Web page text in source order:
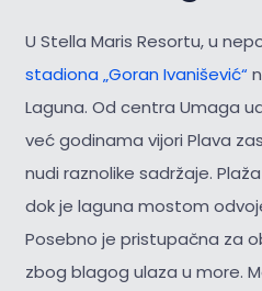
U Stella Maris Resortu, u
stadiona „Goran Ivanišević“
Laguna. Od centra Umaga
već godinama vijori Plava
nudi raznolike sadržaje.
dok je laguna mostom
Posebno je pristupačna za
zbog blagog ulaza u more.